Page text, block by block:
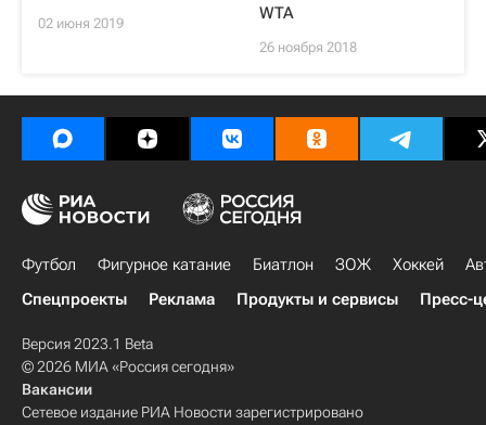
02 июня 2019
WTA
26 ноября 2018
Футбол Фигурное катание Биатлон ЗОЖ Хоккей
Спецпроекты
Реклама Продукты и сервисы Пресс-
Версия 2023.1 Beta
© 2026 МИА «Россия сегодня»
Вакансии
Сетевое издание РИА Новости зарегистрировано